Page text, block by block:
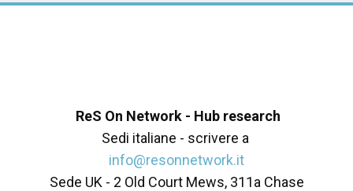
ReS On Network - Hub research
Sedi italiane - scrivere a
info@resonnetwork.it
Sede UK - ​2 Old Court Mews, 311a Chase